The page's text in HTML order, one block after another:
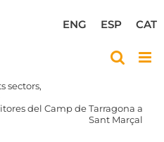
CAT
ESP
ENG
sectors
del Camp de Tarragona a
Sant Marçal